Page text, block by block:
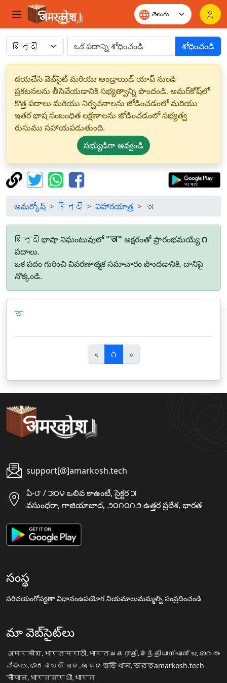
శోధించండి
దయచేసి వెబ్‌సైట్ మరియు ఆండ్రాయిడ్ యాప్ నుండి
ప్రకటనలను తీసివేయడానికి సభ్యత్వాన్ని పొందండి. అమర్‌కోష్‌లో
కొత్త పదాలు మరియు నిర్వచనాలను జోడించడంలో మరియు
ఇతర భాష సంబంధిత లక్షణాలను జోడించడంలో సభ్యత్వ
రుసుము సహాయపడుతుంది.
సభ్యుడిగా అవ్వండి
అమర్కోష్ हिन्दी విహారయాత్ర ञ
हिन्दी భాషా నిఘంటువులో"ञ" అక్షరంతో ప్రారంభమయ్యే౧
పదాలు.
ఒక పదం గురించి వివరణాత్మక సమాచారం పొందడానికి, దానిపై
నొక్కండి.
ञ
«पि
छ
ला
౧ »अ
ग
ला
support[@]amarkosh.tech
ఏ-౮ / ౫౦౪ ఒలివ కాఉంటీ, సైక్టర ౫
వసుంధరా, గాజియాబాద, ౨౦౧౦౧౨ ఉత్తర ప్రదేశ, భారత
సంస్థ
పరిచయంగోప్యతా విధానంఉపయోగ నియమాలుమమ్మల్ని సంప్రదించండి
మా వెబ్‌సైట్‌లు
अमरकोश.भारतमराठी.भारतஅகராதி.இந்தியாനിഘണ്ടു.ഭാരതം
ನಿಘಂಟು.ಭಾರತ ଅଭିଧାନ.ଭାରତ অভিধান.ভারতamarkosh.tech
चौपाल.भारतसारथी.भारत